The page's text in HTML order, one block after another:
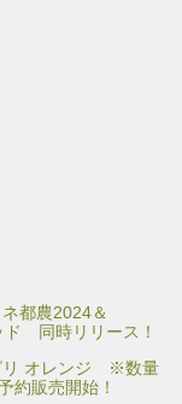
都農2024＆
ド 同時リリース！
リ オレンジ ※数量
約販売開始！